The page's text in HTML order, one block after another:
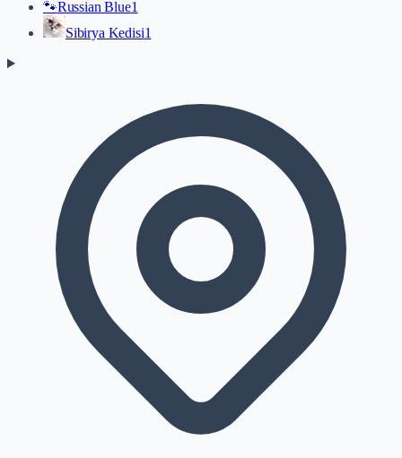
🐾Russian Blue1
Sibirya Kedisi1